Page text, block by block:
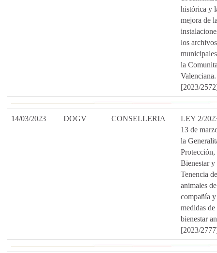
histórica y
mejora de
los archivos
la
Valenciana.
[2023/
14/03/2023 DOGV CONSELLERIA
LEY 2/
13 de
la
Protección,
Bienestar y
Tenencia de
animales de
compañía
medidas de
bienestar
[2023/